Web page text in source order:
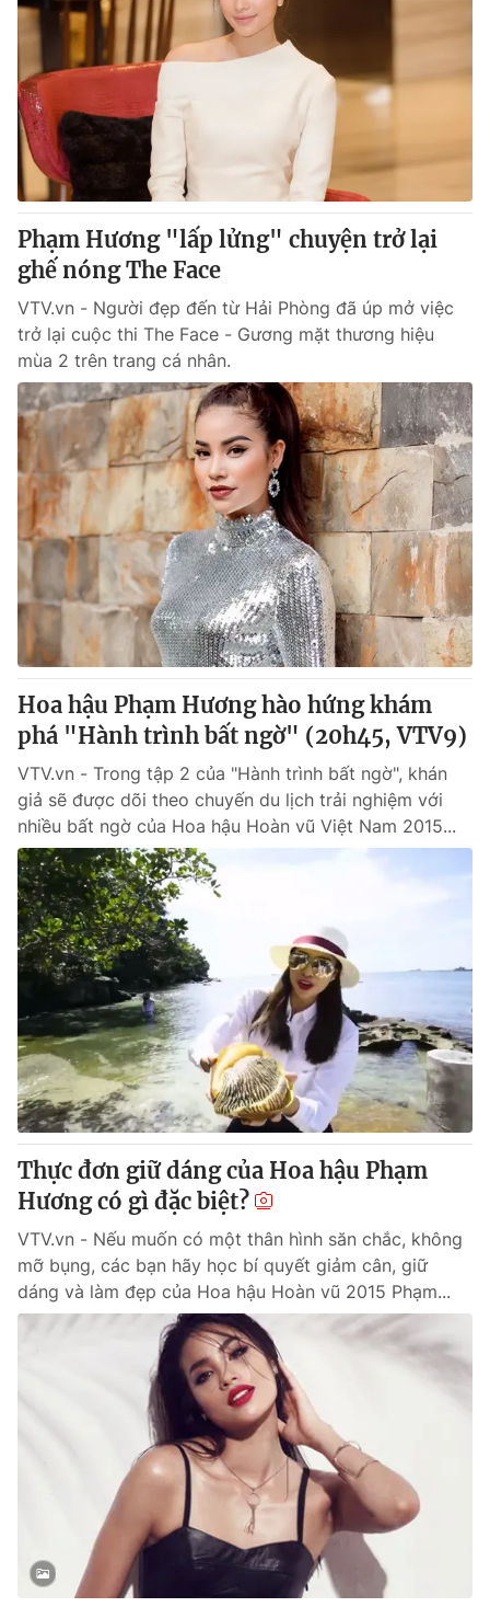
Phạm Hương "lấp lửng" chuyện trở lại
ghế nóng The Face
VTV.vn - Người đẹp đến từ Hải Phòng đã úp mở việc
trở lại cuộc thi The Face - Gương mặt thương hiệu
mùa 2 trên trang cá nhân.
Hoa hậu Phạm Hương hào hứng khám
phá "Hành trình bất ngờ" (20h45, VTV9)
VTV.vn - Trong tập 2 của "Hành trình bất ngờ", khán
giả sẽ được dõi theo chuyến du lịch trải nghiệm với
nhiều bất ngờ của Hoa hậu Hoàn vũ Việt Nam 2015...
Thực đơn giữ dáng của Hoa hậu Phạm
Hương có gì đặc biệt?
VTV.vn - Nếu muốn có một thân hình săn chắc, không
mỡ bụng, các bạn hãy học bí quyết giảm cân, giữ
dáng và làm đẹp của Hoa hậu Hoàn vũ 2015 Phạm...